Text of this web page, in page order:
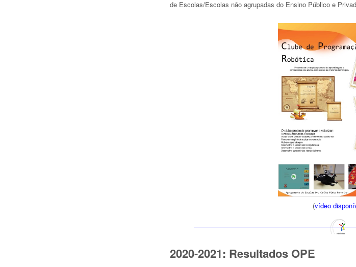
de Escolas/Escolas não agrupadas do Ensino Público e
(vídeo
2020-2021: Resultados OPE